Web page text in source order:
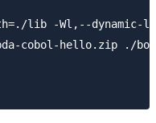
lib -Wl,--dynamic-
cobol-hello.zip ./